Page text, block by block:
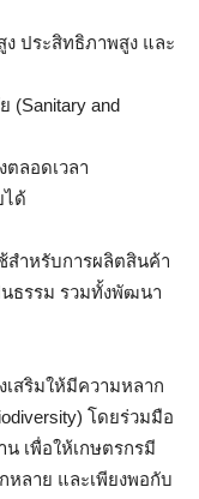
ประสิทธิภาพสูง และ
(Sanitary and
ลอดเวลา
ได้
สำหรับการผลิตสินค้า
นธรรม รวมทั้งพัฒนา
สริมให้มีความหลาก
โดยร่วมมือ
เพื่อให้เกษตรกรมี
ลาย และเพียงพอกับ